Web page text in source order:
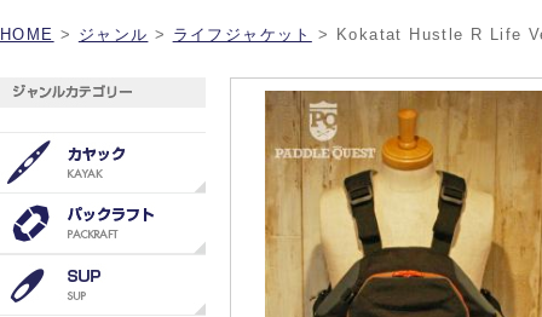
HOME > ジャンル > ライフジャケット > Kokatat Hustle R Life